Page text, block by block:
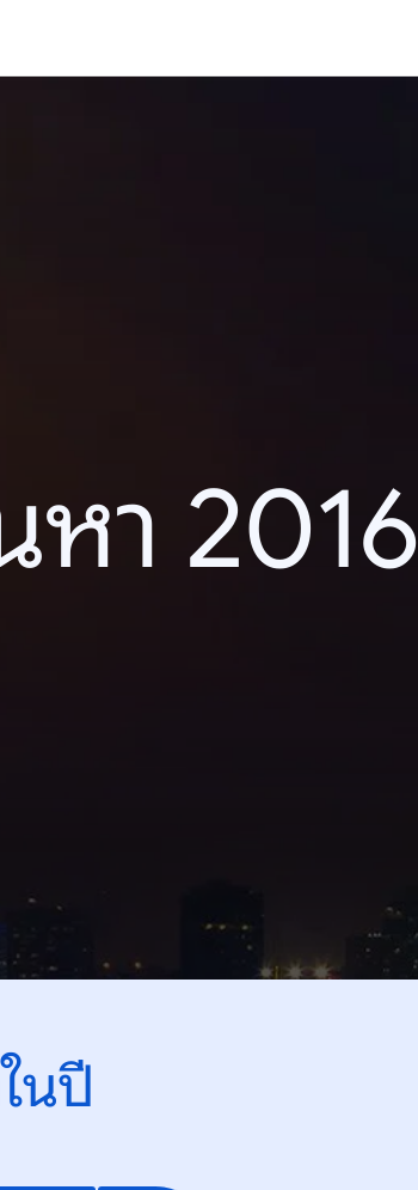
า 2016
นปี